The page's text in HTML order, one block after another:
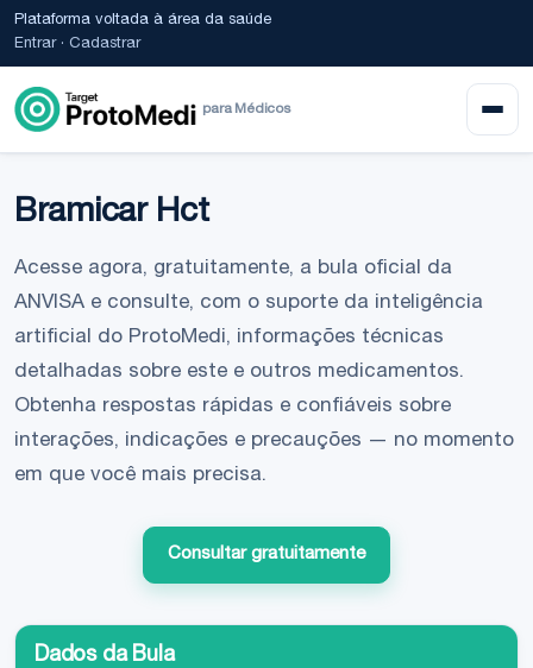
Plataforma voltada à área da saúde
Entrar· Cadastrar
para Médicos
Bramicar Hct
Acesse agora, gratuitamente, a bula oficial da
ANVISA e consulte, com o suporte da inteligência
artificial do ProtoMedi, informações técnicas
detalhadas sobre este e outros medicamentos.
Obtenha respostas rápidas e confiáveis sobre
interações, indicações e precauções — no momento
em que você mais precisa.
Consultar gratuitamente
Dados da Bula